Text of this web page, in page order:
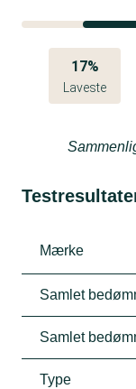
17%
Laveste
Mærke
Samlet
Samlet
Type